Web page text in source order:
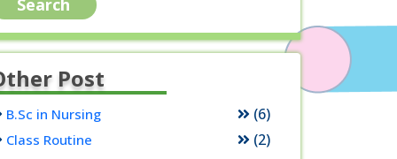
Post
B.Sc in Nursing (6)
Class Routine (2)